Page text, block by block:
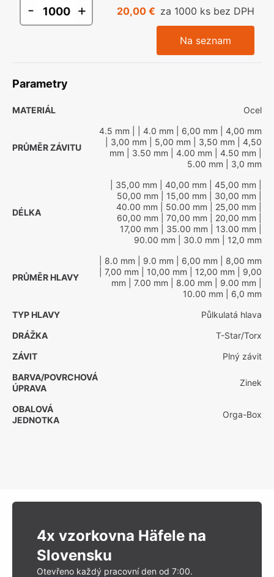
- + 20,00 € za 1000 ks bez DPH
Na seznam
Parametry
MATERIÁL Ocel
PRŮMĚR ZÁVITU
4.5 mm | 4.0 mm | 6,00 mm | 4,00 mm
| 3,00 mm | 5,00 mm | 3,50 mm | 4,50
mm | 3.50 mm | 4.00 mm | 4.50 mm
5.00 mm | 3,0 mm
DÉLKA
| 35,00 mm | 40,00 mm | 45,00 mm
50,00 mm | 15,00 mm | 30,00 mm
40.00 mm | 50.00 mm | 25,00 mm
60,00 mm | 70,00 mm | 20,00 mm
17,00 mm | 35.00 mm | 13.00 mm
90.00 mm | 30.0 mm | 12,0 mm
PRŮMĚR HLAVY
| 8.0 mm | 9.0 mm | 6,00 mm | 8,00 mm
| 7,00 mm | 10,00 mm | 12,00 mm | 9,00
mm | 7.00 mm | 8.00 mm | 9.00 mm
10.00 mm | 6,0 mm
TYP HLAVY
Půlkulatá hlava
DRÁŽKA
T-Star/Torx
ZÁVIT
Plný závit
BARVA/POVRCHOVÁ
ÚPRAVA
Zinek
OBALOVÁ
JEDNOTKA
Orga-Box
4x vzorkovna Häfele na
Slovensku
Otevřeno každý pracovní den od 7:00.